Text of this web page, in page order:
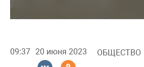
09:37 20 июня 2023 ОБЩЕСТВО